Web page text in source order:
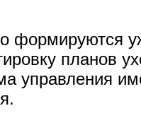
формируются
планов
управления